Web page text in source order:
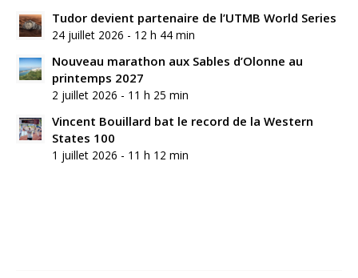
Tudor devient partenaire de l’UTMB World Series
24 juillet 2026 - 12 h 44 min
Nouveau marathon aux Sables d’Olonne au
printemps 2027
2 juillet 2026 - 11 h 25 min
Vincent Bouillard bat le record de la Western
States 100
1 juillet 2026 - 11 h 12 min